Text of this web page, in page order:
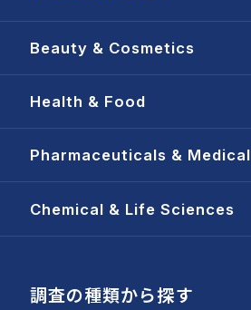
Beauty & Cosmetics
Health & Food
Pharmaceuticals & Medical
Chemical & Life Sciences
調査の種類から探す